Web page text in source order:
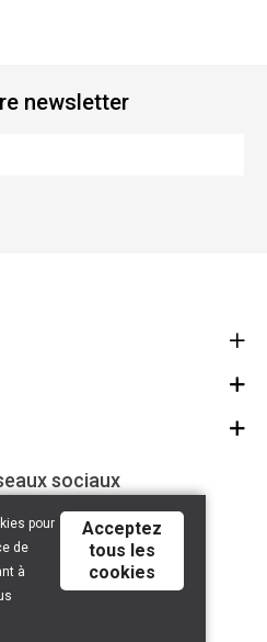
newsletter
sociaux
pour
de
à
Acceptez
tous les
cookies